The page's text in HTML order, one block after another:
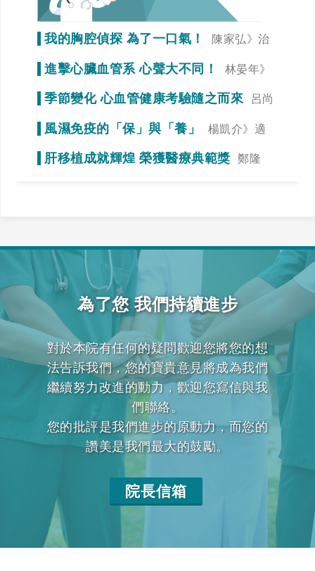
我的胸腔偵探 為了一口氣！
陳家弘》治
療是為了未來生活品質
進擊心臟血管系 心聲大不同！
林晏年》
調整生活習慣「心」事就變少！
季節變化 心血管健康考驗隨之而來
呂尚
風濕免疫的「保」與「養」
楊凱介》適
當運動，達到調整免疫力的效果
肝移植成就輝煌 榮獲醫療典範獎
鄭隆
為了您 我們持續進步
對於本院有任何的疑問歡迎您將您的想
法告訴我們，您的寶貴意見將成為我們
繼續努力改進的動力，歡迎您寫信與我
們聯絡。
您的批評是我們進步的原動力，而您的
讚美是我們最大的鼓勵。
院長信箱